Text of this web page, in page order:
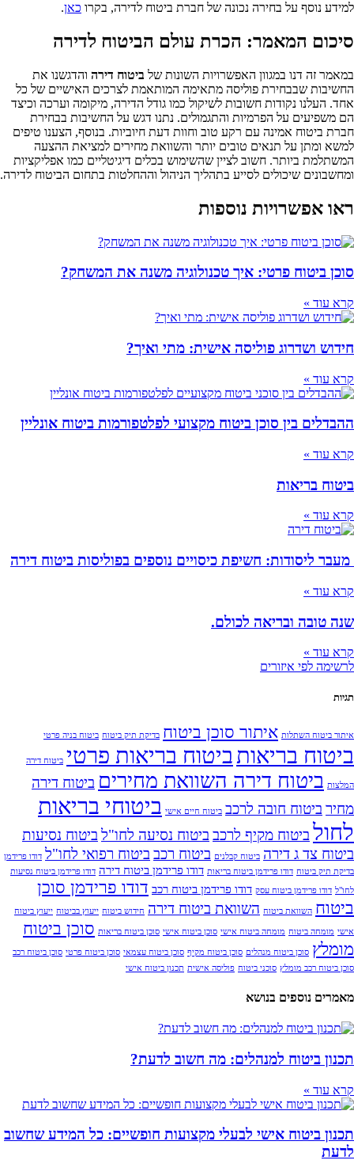
למידע נוסף על בחירה נכונה של חברת ביטוח לדירה, בקרו כאן.
סיכום המאמר: הכרת עולם הביטוח לדירה
במאמר זה דנו במגוון האפשרויות השונות של ביטוח דירה והדגשנו את
החשיבות שבבחירת פוליסה מתאימה המותאמת לצרכים האישיים של כל
אחד. העלנו נקודות חשובות לשיקול כמו גודל הדירה, מיקומה וערכה וכיצד
הם משפיעים על הפרמיות והתגמולים. נתנו דגש על החשיבות בבחירת
חברת ביטוח אמינה עם רקע טוב וחוות דעת חיוביות. בנוסף, הצענו טיפים
למשא ומתן על תנאים טובים יותר והשוואת מחירים למציאת ההצעה
המשתלמת ביותר. חשוב לציין שהשימוש בכלים דיגיטליים כמו אפליקציות
ומחשבונים שיכולים לסייע בתהליך הניהול וההחלטות בתחום הביטוח לדירה.
ראו אפשרויות נוספות
סוכן ביטוח פרטי: איך טכנולוגיה משנה את המשחק?
קרא עוד »
חידוש ושדרוג פוליסה אישית: מתי ואיך?
קרא עוד »
ההבדלים בין סוכן ביטוח מקצועי לפלטפורמות ביטוח אונליין
קרא עוד »
ביטוח בריאות
קרא עוד »
מעבר ליסודות: חשיפת כיסויים נוספים בפוליסות ביטוח דירה
קרא עוד »
שנה טובה ובריאה לכולם.
קרא עוד »
לרשימה לפי איזורים
תגיות
איתור ביטוח השתלות איתור סוכן ביטוח בדיקת תיק ביטוח ביטוח בניה פרטי
ביטוח בריאותביטוח בריאות פרטי ביטוח דירה
המלצות ביטוח דירה השוואת מחירים ביטוח דירה
מחירביטוח חובה לרכב ביטוח חיים אישי ביטוחי בריאות
לחולביטוח מקיף לרכבביטוח נסיעה לחו"לביטוח נסיעות
ביטוח צד ג דירה ביטוח קבלנים ביטוח רכבביטוח רפואי לחו"ל דודו פרידמן
בדיקת תיק ביטוח דודו פרידמן ביטוח בריאות דודו פרידמן ביטוח דירה דודו פרידמן ביטוח נסיעות
לחו"ל דודו פרידמן ביטוח עסק דודו פרידמן ביטוח רכב דודו פרידמן סוכן
ביטוח השוואת ביטוח השוואת ביטוח דירה חידוש ביטוח ייעוץ בביטוח ייעוץ ביטוח
אישי מומחה ביטוח מומחה ביטוח אישי סוכן ביטוח אישי סוכן ביטוח בריאות סוכן ביטוח
מומלץ סוכן ביטוח מנהלים סוכן ביטוח מקיף סוכן ביטוח עצמאי סוכן ביטוח פרטי סוכן ביטוח רכב
סוכן ביטוח רכב מומלץ סוכני ביטוח פוליסה אישית תכנון ביטוח אישי
מאמרים נוספים בנושא
תכנון ביטוח למנהלים: מה חשוב לדעת?
קרא עוד »
תכנון ביטוח אישי לבעלי מקצועות חופשיים: כל המידע שחשוב
לדעת